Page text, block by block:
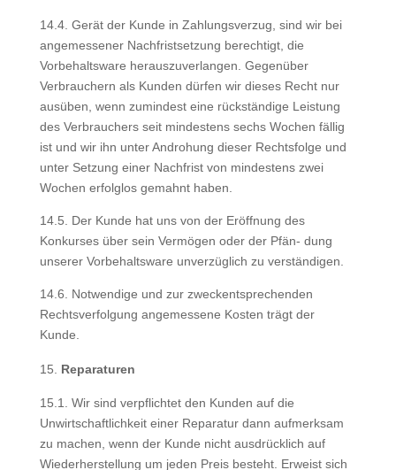
14.4. Gerät der Kunde in Zahlungsverzug, sind wir bei
angemessener Nachfristsetzung berechtigt, die
Vorbehaltsware herauszuverlangen. Gegenüber
Verbrauchern als Kunden dürfen wir dieses Recht nur
ausüben, wenn zumindest eine rückständige Leistung
des Verbrauchers seit mindestens sechs Wochen fällig
ist und wir ihn unter Androhung dieser Rechtsfolge und
unter Setzung einer Nachfrist von mindestens zwei
Wochen erfolglos gemahnt haben.
14.5. Der Kunde hat uns von der Eröffnung des
Konkurses über sein Vermögen oder der Pfän- dung
unserer Vorbehaltsware unverzüglich zu verständigen.
14.6. Notwendige und zur zweckentsprechenden
Rechtsverfolgung angemessene Kosten trägt der
Kunde.
Reparaturen
15.1. Wir sind verpflichtet den Kunden auf die
Unwirtschaftlichkeit einer Reparatur dann aufmerksam
zu machen, wenn der Kunde nicht ausdrücklich auf
Wiederherstellung um jeden Preis besteht. Erweist sich